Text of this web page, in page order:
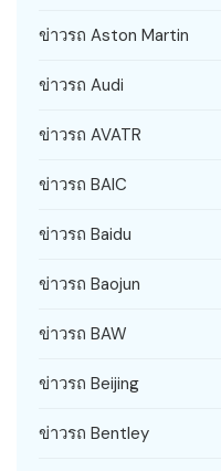
ข่าวรถ Aston Martin
ข่าวรถ Audi
ข่าวรถ AVATR
ข่าวรถ BAIC
ข่าวรถ Baidu
ข่าวรถ Baojun
ข่าวรถ BAW
ข่าวรถ Beijing
ข่าวรถ Bentley